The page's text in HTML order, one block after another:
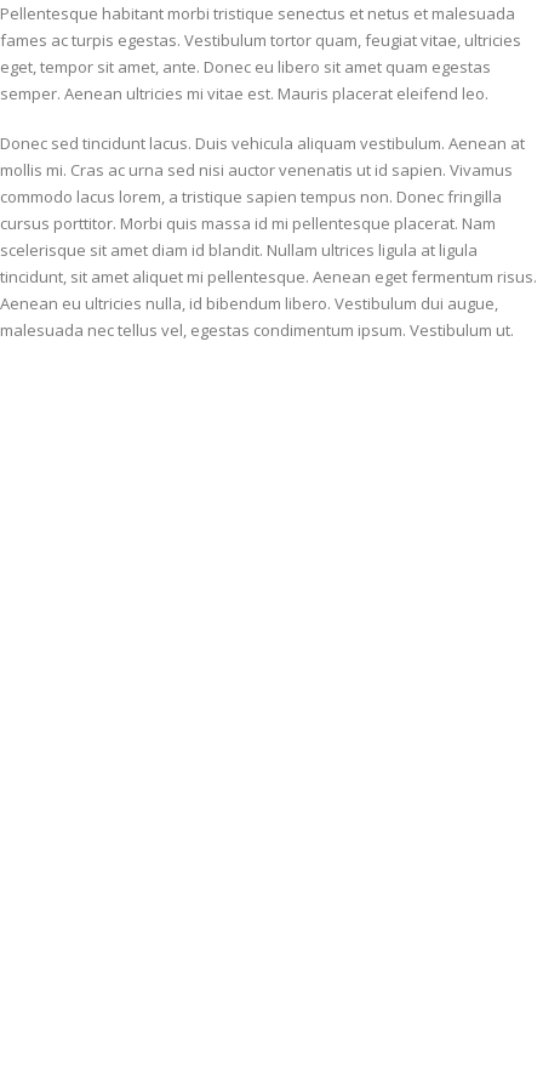
Pellentesque habitant morbi tristique senectus et netus et malesuada
fames ac turpis egestas. Vestibulum tortor quam, feugiat vitae, ultricies
eget, tempor sit amet, ante. Donec eu libero sit amet quam egestas
semper. Aenean ultricies mi vitae est. Mauris placerat eleifend leo.
Donec sed tincidunt lacus. Duis vehicula aliquam vestibulum. Aenean at
mollis mi. Cras ac urna sed nisi auctor venenatis ut id sapien. Vivamus
commodo lacus lorem, a tristique sapien tempus non. Donec fringilla
cursus porttitor. Morbi quis massa id mi pellentesque placerat. Nam
scelerisque sit amet diam id blandit. Nullam ultrices ligula at ligula
tincidunt, sit amet aliquet mi pellentesque. Aenean eget fermentum risus.
Aenean eu ultricies nulla, id bibendum libero. Vestibulum dui augue,
malesuada nec tellus vel, egestas condimentum ipsum. Vestibulum ut.